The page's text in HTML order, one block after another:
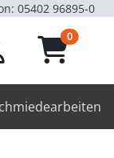
05402 96895-0
0unread